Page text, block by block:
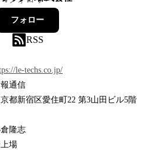
フォロー
RSS
le-techs.co.jp/
通信
都新宿区愛住町22 第3山田ビル5階
隆志
場